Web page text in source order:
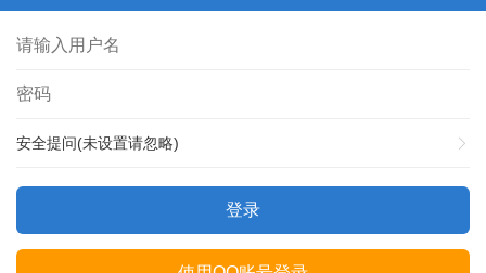
安全提问(未设置请忽略)
登录